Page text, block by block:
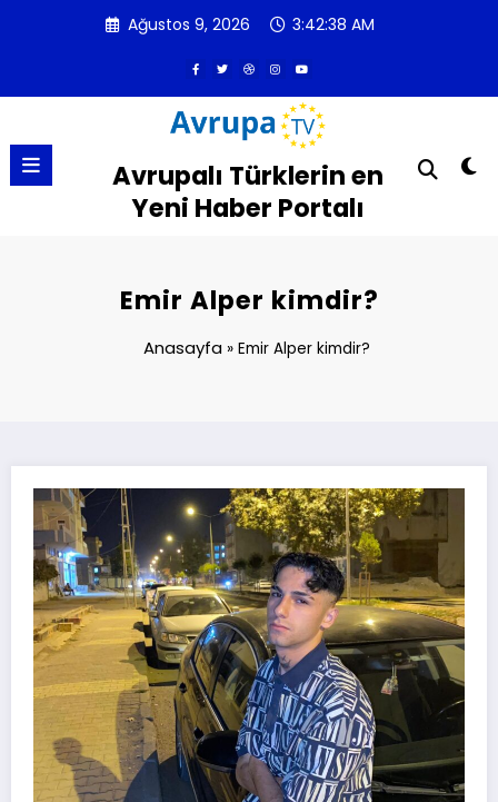
Ağustos 9, 2026 3:42:39 AM
Avrupalı Türklerin en
Yeni Haber Portalı
Emir Alper kimdir?
Anasayfa» Emir Alper kimdir?